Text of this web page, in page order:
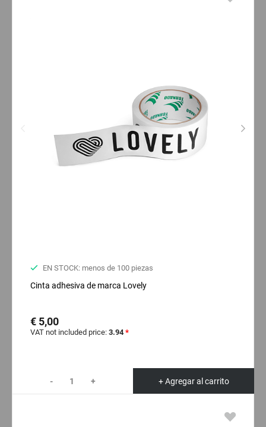
EN STOCK: menos de 100 piezas
Cinta adhesiva de marca Lovely
€ 5,00
VAT not included price: 3.94 *
- + + Agregar al carrito